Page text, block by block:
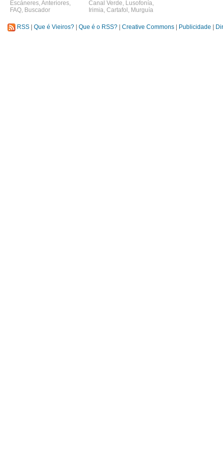
Escáneres,Anteriores,
FAQ, Buscador
Canal Verde, Lusofonía,
Irimia, Cartafol , Murguía
RSS Que é Vieiros? Que é o RSS? Creative Commons Publicidade